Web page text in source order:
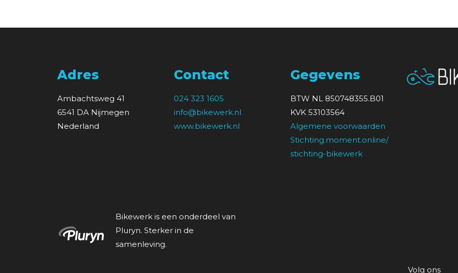
Adres
Ambachtsweg 41
6541 DA Nijmegen
Nederland
Contact
024 323 1605
info@bikewerk.nl
www.bikewerk.nl
Gegevens
BTW NL 850748355.B01
KVK 53103564
Algemene voorwaarden
Stichting.moment.online/
stichting-bikewerk
Bikewerk is een onderdeel van
Pluryn. Sterker in de
samenleving.
Volg ons